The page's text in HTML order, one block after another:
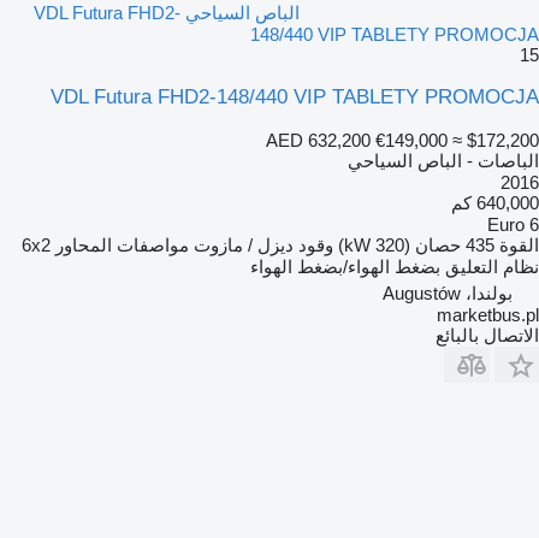
الباص السياحي VDL Futura FHD2-
148/440 VIP TABLETY PROMOCJA
15
VDL Futura FHD2-148/440 VIP TABLETY PROMOCJA
AED 632,200 €149,000 ≈ $172,200
الباصات - الباص السياحي
2016
640,000 كم
Euro 6
القوة 435 حصان (320 kW) وقود ديزل / مازوت مواصفات المحاور 6x2
نظام التعليق بضغط الهواء/بضغط الهواء
بولندا، Augustów
marketbus.pl
الاتصال بالبائع